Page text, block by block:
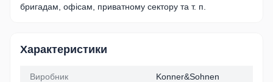
бригадам, офісам, приватному сектору та т. п.
Характеристики
Виробник Konner&Sohnen